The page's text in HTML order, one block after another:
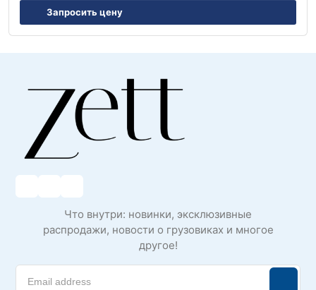
Запросить цену
Что внутри: новинки, эксклюзивные
распродажи, новости о грузовиках и многое
другое!